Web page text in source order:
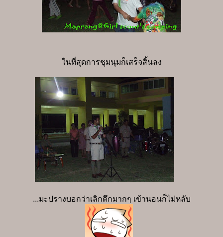
ในที่สุดการชุมนุมก็เสร็จสิ้นลง
...มะปรางบอกว่าเลิกดึกมากๆ เข้านอนก็ไม่หลับ